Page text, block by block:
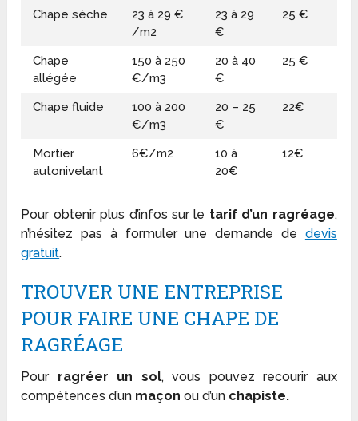
Chape sèche
23 à 29 €
/m2
23 à 29
€
25 €
Chape
allégée
150 à 250
€/m3
20 à 40
€
25 €
Chape fluide
100 à 200
€/m3
20 – 25
€
22€
Mortier
autonivelant
6€/m2
10 à
20€
12€
Pour obtenir plus d’infos sur le tarif d’un ragréage,
n’hésitez pas à formuler une demande de devis
gratuit.
TROUVER UNE ENTREPRISE
POUR FAIRE UNE CHAPE DE
RAGRÉAGE
Pour ragréer un sol, vous pouvez recourir aux
compétences d’un maçon ou d’un chapiste.